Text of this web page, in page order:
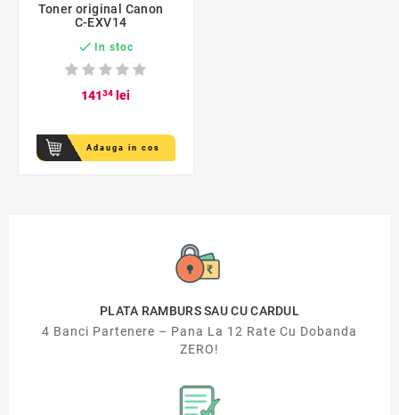
Toner original Canon
C-EXV14
 In stoc
14134 lei
Adauga in cos
PLATA RAMBURS SAU CU CARDUL
4 Banci Partenere – Pana La 12 Rate Cu Dobanda
ZERO!